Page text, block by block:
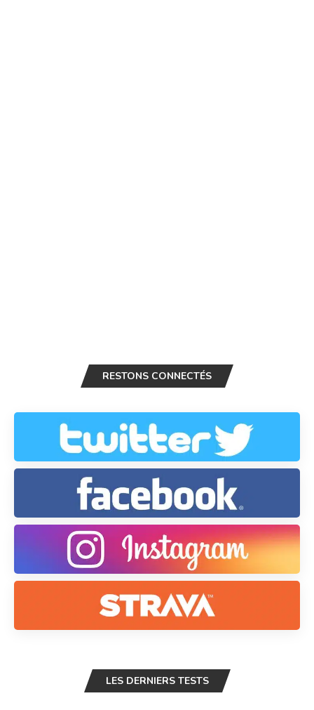
RESTONS CONNECTÉS
LES DERNIERS TESTS